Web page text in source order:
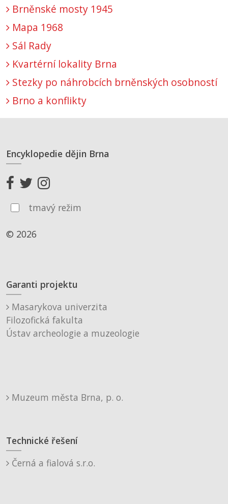
Brněnské mosty 1945
Mapa 1968
Sál Rady
Kvartérní lokality Brna
Stezky po náhrobcích brněnských osobností
Brno a konflikty
Encyklopedie dějin Brna
tmavý režim
© 2026
Garanti projektu
Masarykova univerzita
Filozofická fakulta
Ústav archeologie a muzeologie
Muzeum města Brna, p. o.
Technické řešení
Černá a fialová s.r.o.